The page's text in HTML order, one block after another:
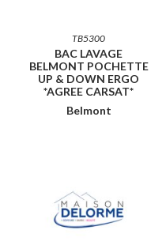
TB5300
BAC LAVAGE
BELMONT POCHETTE
UP & DOWN ERGO
*AGREE CARSAT*
Belmont